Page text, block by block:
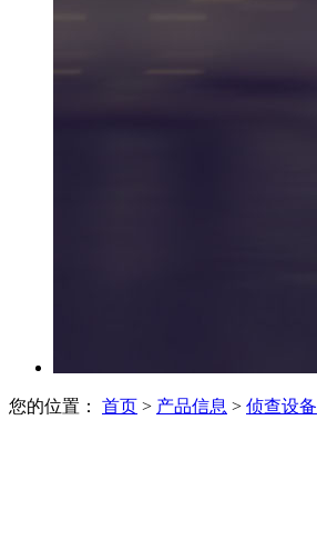
您的位置： 首页 > 产品信息 > 侦查设备